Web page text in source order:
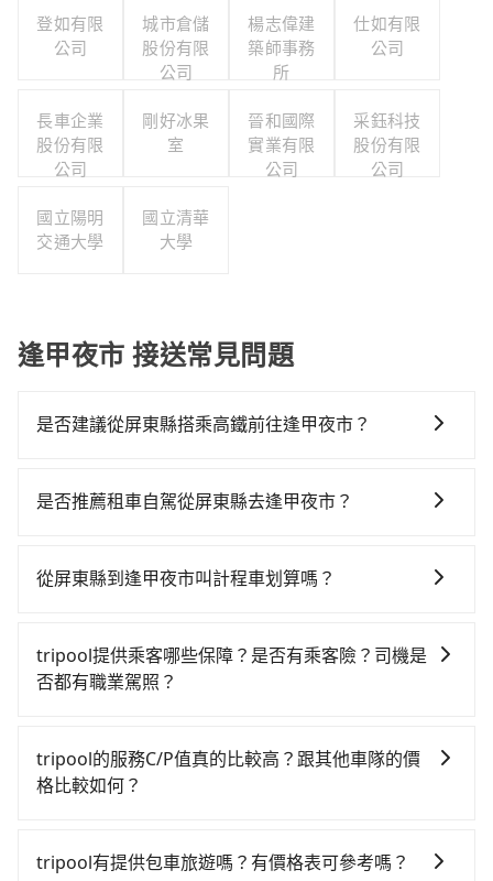
登如有限
公司
城市倉儲
股份有限
公司
楊志偉建
築師事務
所
仕如有限
公司
長車企業
股份有限
公司
剛好冰果
室
晉和國際
實業有限
公司
采鈺科技
股份有限
公司
國立陽明
交通大學
國立清華
大學
逢甲夜市 接送常見問題
是否建議從屏東縣搭乘高鐵前往逢甲夜市？
且難叫計程車前往高鐵站！從最早05:50一直到22:55，
1,400元、車程約60分鐘。抵達高鐵站後，步行進站、現
票價790元，再用10分鐘出站、等待車站前排班的計程
車，搭上小黃後約花20分鐘、車費300元後，抵達逢甲
1,360元。不過屏東縣領有合法執照的計程車僅有400多
輛，計程車的密度為雙北的0.3%，換句話說，臨時要叫
地人便漫天喊價或恣意繞路。但如果全程使用tripool並
是否推薦租車自駕從屏東縣去逢甲夜市？
時不需要閉目養神（因為要自己開車），最重要的是你
$115~205承租小轎車，每公里再額外加收$3.2，從屏東
縣（東港鎮）到逢甲夜市的花費預估為
時40元路邊停車費用預估進去，但額外的汽車保險與可
能的罰單都需自付。再者，和運的iRent只提供最基本的
或九人座可供選擇，而且無人租車最令人詬病的就是車
從屏東縣到逢甲夜市叫計程車划算嗎？
灣大車隊和Yoxi，如果在路邊攔不到車，也可考慮打電
話至附近的計程車隊，如東中計程車、碧信汽車行、小
$2,800。但如果你無法提前預約，或偏好臨時叫車，那
要注意屏東縣僅有合法計程車約370輛，計程車密度為雙
費，約有29%會採現場議價，建議最好先上網預約，以
tripool提供乘客哪些保障？是否有乘客險？司機是
否都有職業駕照？
查，符合職業駕駛資格的司機入隊服務，所提供之車輛
也都經過細心維護及保養，以確保您的乘車安全。
tripool的服務C/P值真的比較高？跟其他車隊的價
格比較如何？
市場上稍具規模且合法經營的業者，有以短程與城市為
tripool有提供包車旅遊嗎？有價格表可參考嗎？